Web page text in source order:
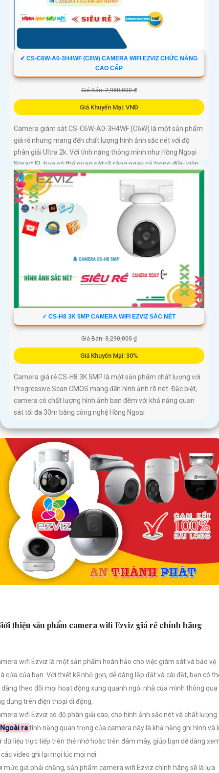
✔ CS-C6W-A0-3H4WF (C6W) CAMERA WIFI EZVIZ CHỨC NĂNG
CAO CẤP
Giá Bán: 2,980,000 ₫
Giá Khuyến Mại: VNĐ
Camera giám sát CS-C6W-A0-3H4WF (C6W) là một sản phẩm
giá rẻ nhưng mang đến chất lượng hình ảnh sắc nét với độ
phân giải Ultra 2k. Với tính năng thông minh như Hồng Ngoại
Smart IR, bạn có thể quan sát rõ ràng ngay cả trong điều kiện
ánh sáng yếu
✓ CS-H8 3K 5MP CAMERA WIFI EZVIZ SẮC NÉT
Giá Bán: 3,290,000 ₫
Giá Khuyến Mại: 30%
Camera giá rẻ CS-H8 3K 5MP là một sản phẩm chất lượng với
Progressive Scan CMOS mang đến hình ảnh rõ nét. Đặc biệt,
camera có chất lượng hình ảnh ban đêm với khả năng quan
sát tối đa 30m bằng công nghệ Hồng Ngoại
thiệu sản phẩm camera wifi Ezviz giá rẻ chính hãng
wifi Ezviz là một sản phẩm hoàn hảo cho việc giám sát và bảo vệ
cửa của bạn. Với thiết kế nhỏ gọn, dễ dàng lắp đặt và cài đặt, bạn có
dàng theo dõi mọi hoạt động xung quanh ngôi nhà của mình thông qua
dụng trên điện thoại di động.
wifi Ezviz có độ phân giải cao, cho hình ảnh sắc nét và chất lượng.
Ngoài ratính năng quan trọng của camera này là khả năng ghi hình và
dữ liệu trực tiếp trên thẻ nhớ hoặc trên đám mây, giúp bạn dễ dàng
video ghi lại mọi lúc mọi nơi.
mức giá phải chăng, sản phẩm camera wifi Ezviz chính hãng sẽ là lựa